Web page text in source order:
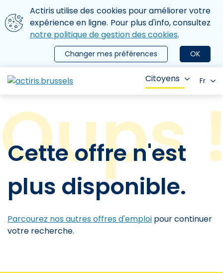
Aller au contenu principal
Nous utilisons des cookies
Actiris utilise des cookies pour améliorer votre
expérience en ligne. Pour plus d'info, consultez
notre politique de gestion des cookies.
OK
Changer mes préférences
le menu
Citoyens Fr
Cette offre n'est
plus disponible.
Parcourez nos autres offres d'emploi pour continuer
votre recherche.